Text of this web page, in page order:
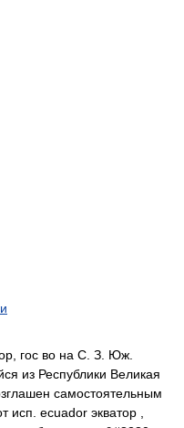
гос во на С. З. Юж.
из Республики Великая
самостоятельным
исп. ecuador экватор ,